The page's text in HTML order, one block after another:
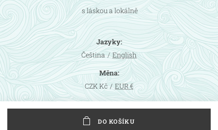
DO KOŠÍKU
s láskou a lokálně
Jazyky
Čeština
English
Měna
CZK Kč
EUR €